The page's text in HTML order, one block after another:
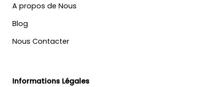
A propos de Nous
Blog
Nous Contacter
Informations Légales